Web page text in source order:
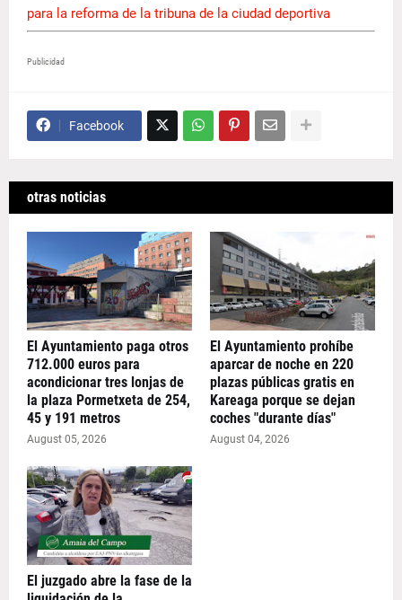
para la reforma de la tribuna de la ciudad deportiva
Publicidad
Facebook
otras noticias
El Ayuntamiento paga otros
712.000 euros para
acondicionar tres lonjas de
la plaza Pormetxeta de 254,
45 y 191 metros
August 05, 2026
El Ayuntamiento prohíbe
aparcar de noche en 220
plazas públicas gratis en
Kareaga porque se dejan
coches "durante días"
August 04, 2026
El juzgado abre la fase de la